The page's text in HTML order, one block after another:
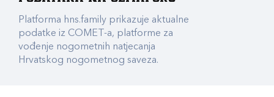
Platforma hns.family prikazuje aktualne
podatke iz COMET-a, platforme za
vođenje nogometnih natjecanja
Hrvatskog nogometnog saveza.